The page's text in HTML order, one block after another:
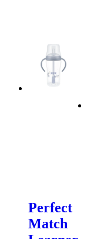
Perfect
Match